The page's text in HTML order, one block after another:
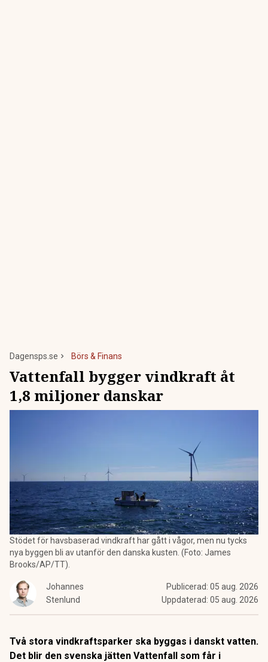
Dagensps.se Börs & Finans
Vattenfall bygger vindkraft åt
1,8 miljoner danskar
Stödet för havsbaserad vindkraft har gått i vågor, men nu tycks
nya byggen bli av utanför den danska kusten. (Foto: James
Brooks/AP/TT).
Johannes
Stenlund
Publicerad: 05 aug. 2026
Uppdaterad: 05 aug. 2026
Två stora vindkraftsparker ska byggas i danskt vatten.
Det blir den svenska jätten Vattenfall som får i